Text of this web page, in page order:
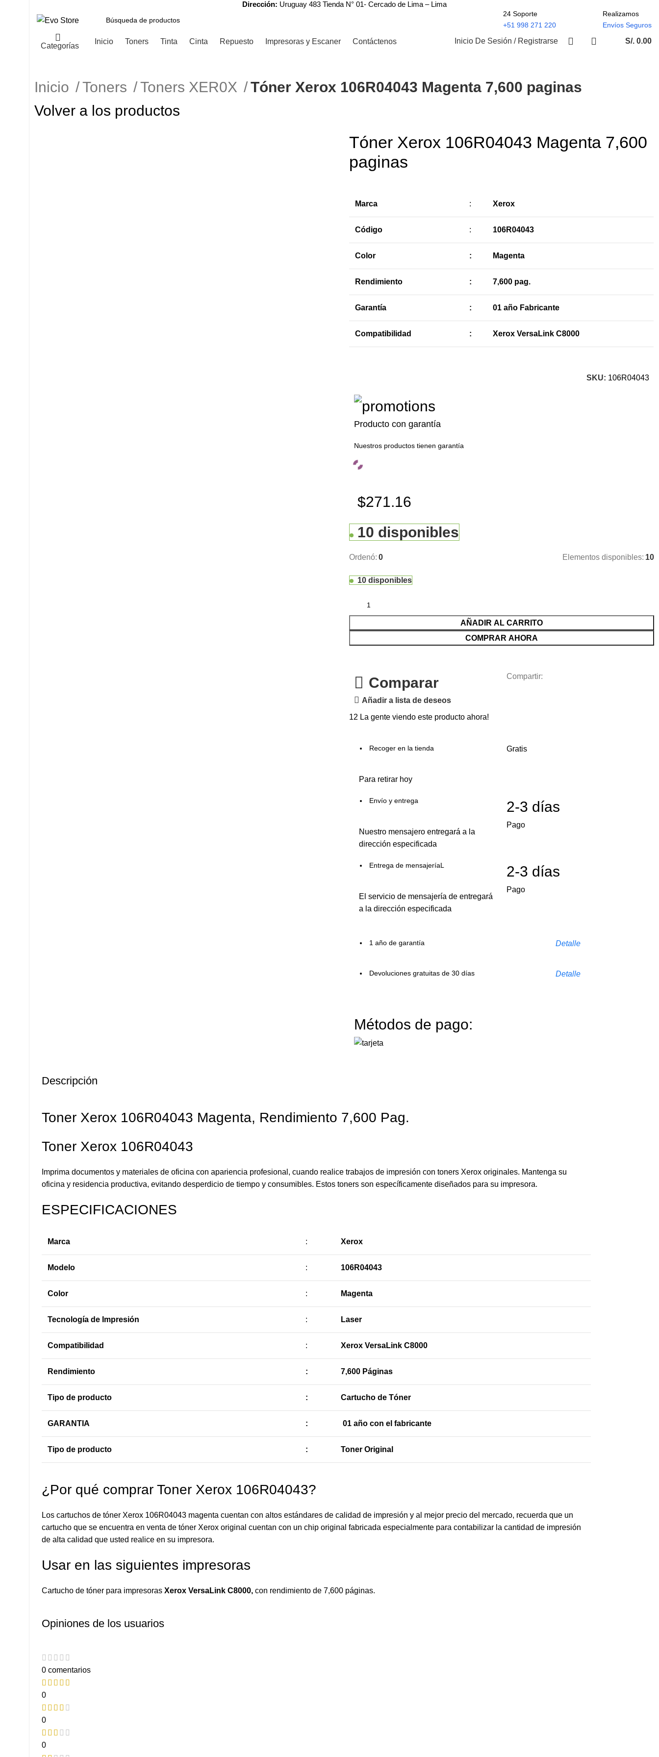
Dirección: Uruguay 483 Tienda N° 01- Cercado de Lima – Lima
24 Soporte
+51 998 271 220
Realizamos
Envíos Seguros
Categorías
Inicio Toners Tinta Cinta Repuesto Impresoras y Escaner Contáctenos Inicio De Sesión / Registrarse S/. 0.00
Inicio Toners Toners XER0X
Tóner Xerox 106R04043 Magenta 7,600 paginas
Volver a los productos
Tóner Xerox 106R04043 Magenta 7,600
paginas
Marca : Xerox
Código : 106R04043
Color : Magenta
Rendimiento : 7,600 pag.
Garantía : 01 año Fabricante
Compatibilidad : Xerox VersaLink C8000
SKU: 106R04043
Producto con garantía
Nuestros productos tienen garantía
$271.16
10 disponibles
Ordenó: 0 Elementos disponibles: 10
10 disponibles
AÑADIR AL CARRITO
COMPRAR AHORA
Comparar
Añadir a lista de deseos
Compartir:
12 La gente viendo este producto ahora!
Recoger en la tienda
Para retirar hoy
Gratis
Envío y entrega
Nuestro mensajero entregará a la
dirección especificada
2-3 días
Pago
Entrega de mensajeríaL
El servicio de mensajería de entregará
a la dirección especificada
2-3 días
Pago
1 año de garantía Detalle
Devoluciones gratuitas de 30 días Detalle
Métodos de pago:
Descripción
Toner Xerox 106R04043 Magenta, Rendimiento 7,600 Pag.
Toner Xerox 106R04043
Imprima documentos y materiales de oficina con apariencia profesional, cuando realice trabajos de impresión con toners Xerox originales. Mantenga su
oficina y residencia productiva, evitando desperdicio de tiempo y consumibles. Estos toners son específicamente diseñados para su impresora.
ESPECIFICACIONES
Marca : Xerox
Modelo : 106R04043
Color : Magenta
Tecnología de Impresión : Laser
Compatibilidad : Xerox VersaLink C8000
Rendimiento : 7,600 Páginas
Tipo de producto : Cartucho de Tóner
GARANTIA : 01 año con el fabricante
Tipo de producto : Toner Original
¿Por qué comprar Toner Xerox 106R04043?
Los cartuchos de tóner Xerox 106R04043 magenta cuentan con altos estándares de calidad de impresión y al mejor precio del mercado, recuerda que un
cartucho que se encuentra en venta de tóner Xerox original cuentan con un chip original fabricada especialmente para contabilizar la cantidad de impresión
de alta calidad que usted realice en su impresora.
Usar en las siguientes impresoras
Cartucho de tóner para impresoras Xerox VersaLink C8000, con rendimiento de 7,600 páginas.
Opiniones de los usuarios
0 comentarios
0
0
0